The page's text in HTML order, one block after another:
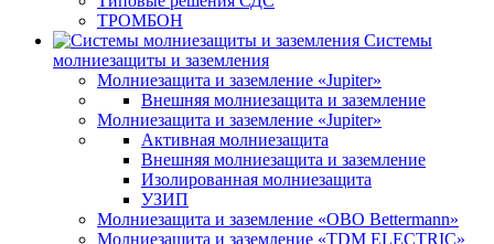
ТРОМБОН
Системы
молниезащиты и заземления
Молниезащита и заземление «Jupiter»
Внешняя молниезащита и заземление
Молниезащита и заземление «Jupiter»
Активная молниезащита
Внешняя молниезащита и заземление
Изолированная молниезащита
УЗИП
Молниезащита и заземление «OBO Bettermann»
Молниезащита и заземление «TDM ЕLECTRIC»